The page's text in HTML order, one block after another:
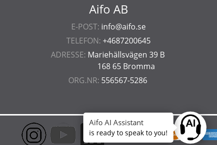
Aifo AB
E-POST: info@aifo.se
TELEFON: +4687200645
ADRESSE: Mariehällsvägen 39 B
168 65 Bromma
ORG.NR: 556567-5286
Ask
Aifo AI Assistant
is ready to speak to you!